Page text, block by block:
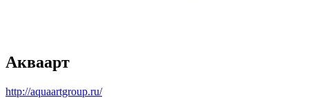
Акваарт
http://aquaartgroup.ru/